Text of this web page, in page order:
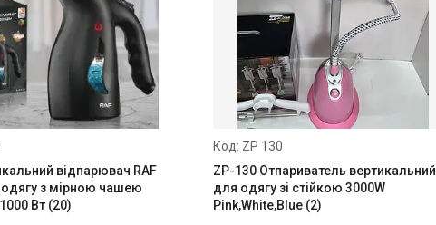
відпарювач RAF
одягу з мірною чашею
Вт (20)
ZP 130
ZP-130 Отпариватель вертикальний
для одягу зі стійкою 3000W
Pink,White,Blue (2)